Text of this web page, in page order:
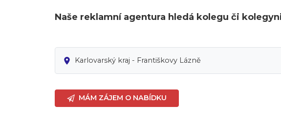
Naše reklamní agentura hledá kolegu či
Karlovarský kraj - Františkovy Lázně
MÁM ZÁJEM O NABÍDKU